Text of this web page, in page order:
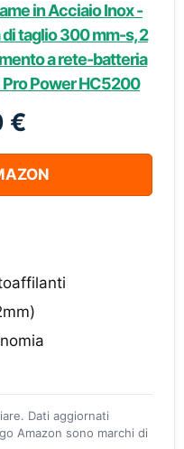
in Acciaio Inox -
taglio 300 mm-s, 2
a rete-batteria
Pro Power HC5200
€
Dati aggiornati
Amazon sono marchi di